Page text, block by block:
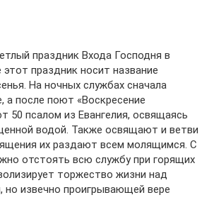
праздник Входа Господня в
праздник носит название
На ночных службах сначала
а после поют «Воскресение
50 псалом из Евангелия, освящаясь
водой. Также освящают и ветви
их раздают всем молящимся. С
отстоять всю службу при горящих
торжество жизни над
извечно проигрывающей вере